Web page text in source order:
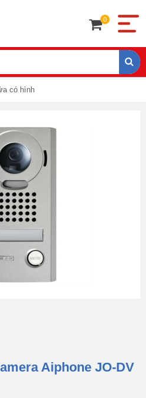
0
có hình
Aiphone JO-DV